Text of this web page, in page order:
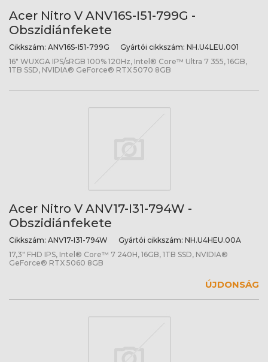
Acer Nitro V ANV16S-I51-799G -
Obszidiánfekete
Cikkszám: ANV16S-I51-799G Gyártói cikkszám: NH.U4LEU.001
16" WUXGA IPS/sRGB 100% 120Hz, Intel® Core™ Ultra 7 355, 16GB,
1TB SSD, NVIDIA® GeForce® RTX 5070 8GB
Acer Nitro V ANV17-I31-794W -
Obszidiánfekete
Cikkszám: ANV17-I31-794W Gyártói cikkszám: NH.U4HEU.00A
17,3" FHD IPS, Intel® Core™ 7 240H, 16GB, 1TB SSD, NVIDIA®
GeForce® RTX 5060 8GB
ÚJDONSÁG